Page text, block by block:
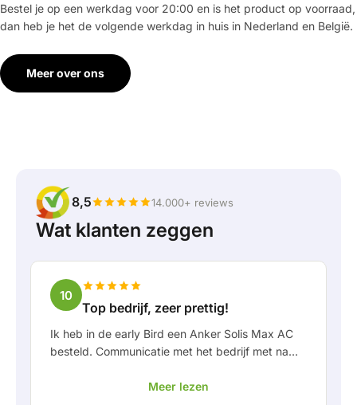
Bestel je op een werkdag voor 20:00 en is het product op voorraad,
dan heb je het de volgende werkdag in huis in Nederland en België.
Meer over ons
8,5 14.000+ reviews
Wat klanten zeggen
10
Top bedrijf, zeer prettig!
Ik heb in de early Bird een Anker Solis Max AC
besteld. Communicatie met het bedrijf met name
werd ik goed op de hoogte gehouden van
Meer lezen